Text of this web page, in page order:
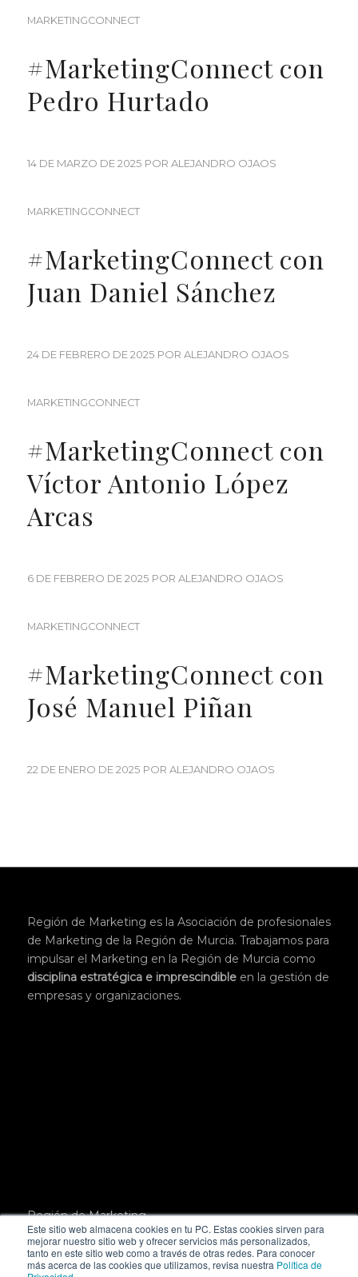
Este sitio web almacena cookies en tu PC. Estas cookies sirven para
mejorar nuestro sitio web y ofrecer servicios más personalizados,
tanto en este sitio web como a través de otras redes. Para conocer
más acerca de las cookies que utilizamos, revisa nuestra Política de
MARKETINGCONNECT
#MarketingConnect con
Pedro Hurtado
14 DE MARZO DE 2025 POR ALEJANDRO OJAOS
MARKETINGCONNECT
#MarketingConnect con
Juan Daniel Sánchez
24 DE FEBRERO DE 2025 POR ALEJANDRO OJAOS
MARKETINGCONNECT
#MarketingConnect con
Víctor Antonio López
Arcas
6 DE FEBRERO DE 2025 POR ALEJANDRO OJAOS
MARKETINGCONNECT
#MarketingConnect con
José Manuel Piñan
22 DE ENERO DE 2025 POR ALEJANDRO OJAOS
Región de Marketing es la Asociación de profesionales
de Marketing de la Región de Murcia. Trabajamos para
impulsar el Marketing en la Región de Murcia como
disciplina estratégica e imprescindibleen la gestión de
empresas y organizaciones.
Región de Marketing.
Pl. San Julián, 3, 1º,
30004 Murcia
hola@regiondemarketing.com